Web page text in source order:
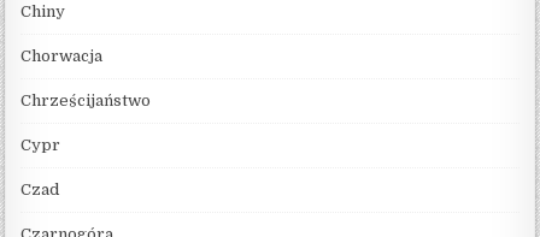
Chiny
Chorwacja
Chrześcijaństwo
Cypr
Czad
Czarnogóra